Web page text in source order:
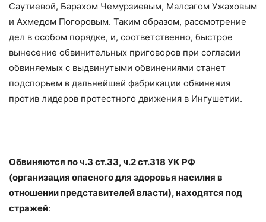
Саутиевой, Барахом Чемурзиевым, Малсагом Ужаховым
и Ахмедом Погоровым. Таким образом, рассмотрение
дел в особом порядке, и, соответственно, быстрое
вынесение обвинительных приговоров при согласии
обвиняемых с выдвинутыми обвинениями станет
подспорьем в дальнейшей фабрикации обвинения
против лидеров протестного движения в Ингушетии.
Обвиняются по ч.3 ст.33, ч.2 ст.318 УК РФ
(организация опасного для здоровья насилия в
отношении представителей власти), находятся под
стражей: